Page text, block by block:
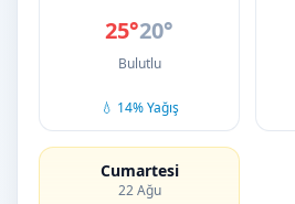
25°20°
Bulutlu
💧 14% Yağış
Cumartesi
22 Ağu